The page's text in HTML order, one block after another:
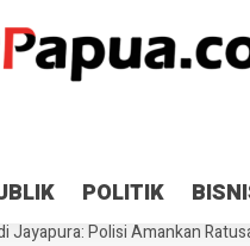
POLITIK
TNI Polri Patroli 2×24
SMPN 5 Sentani
Jayapura: Polisi Amankan